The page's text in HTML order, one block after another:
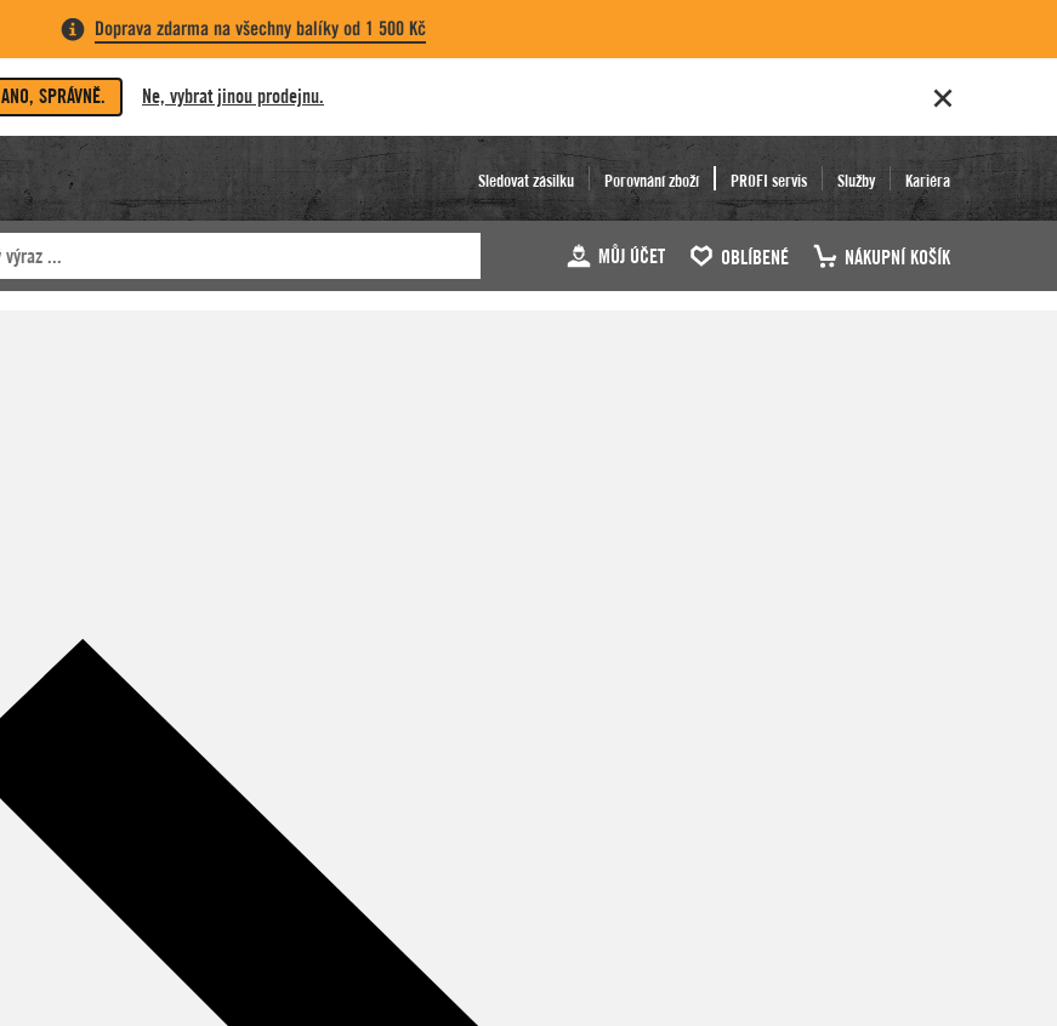
Doprava zdarma na všechny balíky od 1 500 Kč
ANO, SPRÁVNĚ. Ne, vybrat jinou prodejnu.
Sledovat zásilku Porovnání zboží PROFI servis Služby Kariéra
MŮJ ÚČET OBLÍBENÉ NÁKUPNÍ KOŠÍK